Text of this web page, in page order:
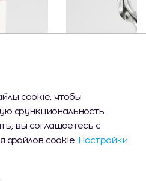
Фигурка
cookie, чтобы
функциональность.
вы соглашаетесь с
файлов cookie. Настройки